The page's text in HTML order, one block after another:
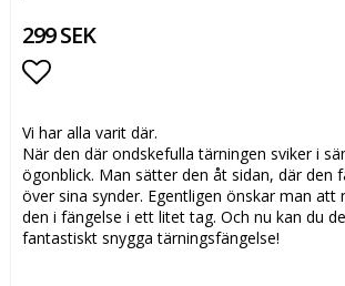
299 SEK
Lägg till i favoritlistan
Vi har alla varit där.
När den där ondskefulla tärningen sviker i
ögonblick. Man sätter den åt sidan, där den
över sina synder. Egentligen önskar man att
den i fängelse i ett litet tag. Och nu kan du
fantastiskt snygga tärningsfängelse!